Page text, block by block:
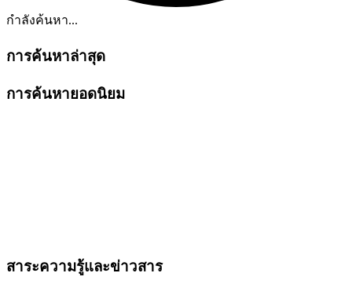
กำลังค้นหา...
การค้นหาล่าสุด
การค้นหายอดนิยม
สาระความรู้และข่าวสาร